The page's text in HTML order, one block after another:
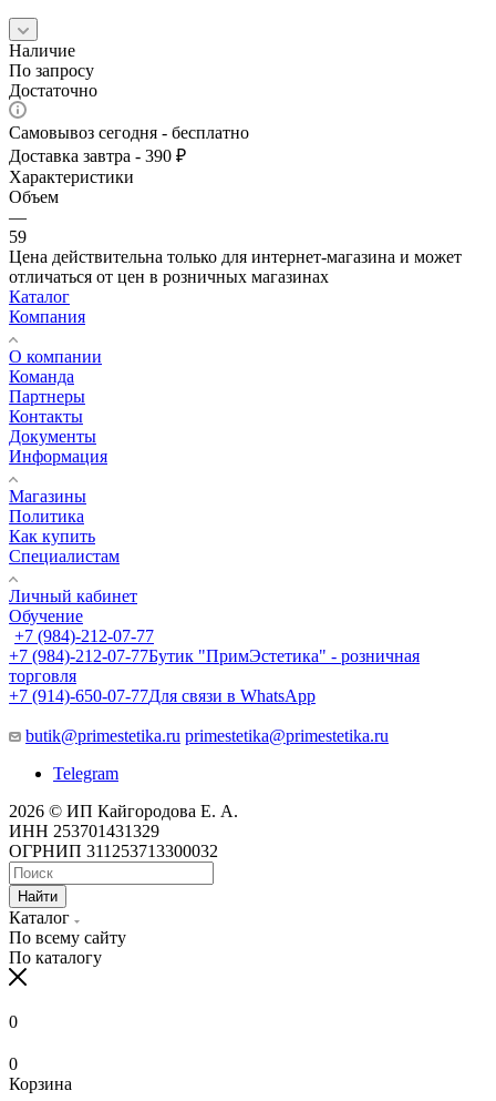
Наличие
По запросу
Достаточно
Самовывоз сегодня - бесплатно
Доставка завтра - 390 ₽
Характеристики
Объем
—
59
Цена действительна только для интернет-магазина и может
отличаться от цен в розничных магазинах
Каталог
Компания
О компании
Команда
Партнеры
Контакты
Документы
Информация
Магазины
Политика
Как купить
Специалистам
Личный кабинет
Обучение
+7 (984)-212-07-77
+7 (984)-212-07-77Бутик "ПримЭстетика" - розничная
торговля
+7 (914)-650-07-77Для связи в WhatsApp
butik@primestetika.ru primestetika@primestetika.ru
Telegram
2026 © ИП Кайгородова Е. А.
ИНН 253701431329
ОГРНИП 311253713300032
Найти
Каталог
По всему сайту
По каталогу
0
0
Корзина